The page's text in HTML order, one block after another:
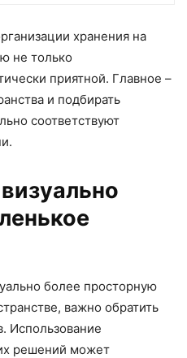
хранения на
не только
приятной. Главное –
и подбирать
соответствуют
более просторную
важно обратить
Использование
решений может